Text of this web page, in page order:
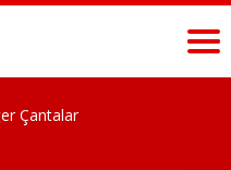
Çantalar